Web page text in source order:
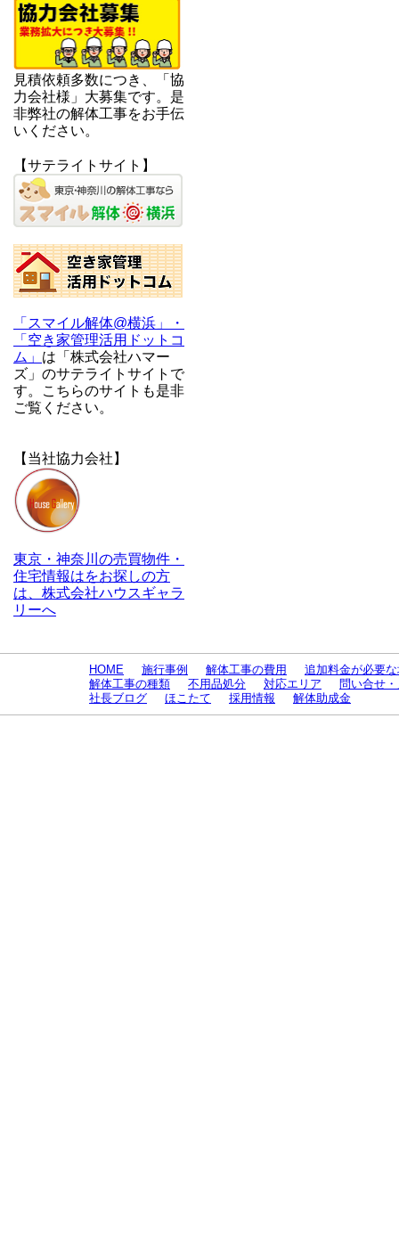
見積依頼多数につき、「協
力会社様」大募集です。是
非弊社の解体工事をお手伝
いください。
【サテライトサイト】
「スマイル解体@横浜」・
「空き家管理活用ドットコ
ム」 は「株式会社ハマー
ズ」のサテライトサイトで
す。こちらのサイトも是非
ご覧ください。
【当社協力会社】
東京・神奈川の売買物件・
住宅情報はをお探しの方
は、株式会社ハウスギャラ
リーへ
HOME 施行事例 解体工事の費用
追加料金が必要
解体工事の種類
不用品処分 対応エリア
問い合せ
社長ブログ
ほこたて 採用情報 解体助成金